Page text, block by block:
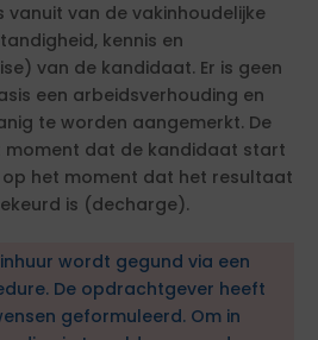
van de vakinhoudelijke
kennis en
van de kandidaat. Er is geen
een arbeidsverhouding en
te worden aangemerkt. De
dat de kandidaat start
het moment dat het resultaat
is (decharge).
wordt gegund via een
De opdrachtgever heeft
geformuleerd. Om in